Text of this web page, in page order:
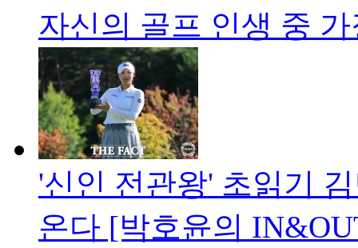
자신의 골프 인생 중
'신인 전관왕' 초읽기
온다 [박호윤의